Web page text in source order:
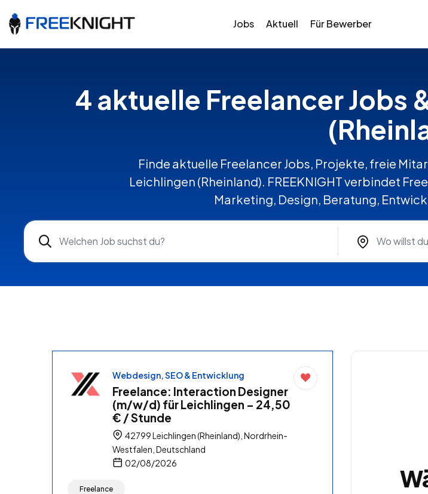
Jobs Aktuell Für Bewerber
4 aktuelle Freelancer Jobs
Finde aktuelle Freelancer Jobs, Projekte, freie
Leichlingen (Rheinland). FREEKNIGHT verbindet
Marketing, Design, Beratung,
Webdesign, SEO & Entwicklung
Freelance: Interaction Designer
(m/w/d) für Leichlingen – 24,50
€ / Stunde
42799 Leichlingen (Rheinland), Nordrhein-
Westfalen, Deutschland
02/08/2026
Freelance